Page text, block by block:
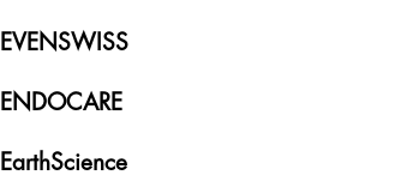
EVENSWISS
ENDOCARE
EarthScience